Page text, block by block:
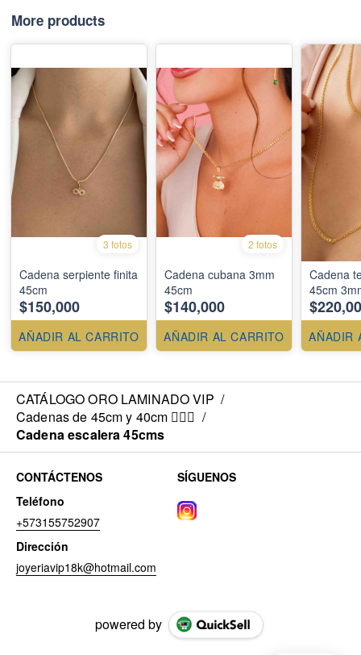
More products
3 fotos
Cadena serpiente finita
45cm
$150,000
AÑADIR AL CARRITO
2 fotos
Cadena cubana 3mm
45cm
$140,000
AÑADIR AL CARRITO
Cadena
45cm
AÑADIR
CATÁLOGO ORO LAMINADO VIP /
Cadenas de 45cm y 40cm 💁🏻‍♀️ /
Cadena escalera 45cms
CONTÁCTENOS
Teléfono
+573155752907
Dirección
joyeriavip18k@hotmail.com
SÍGUENOS
powered by